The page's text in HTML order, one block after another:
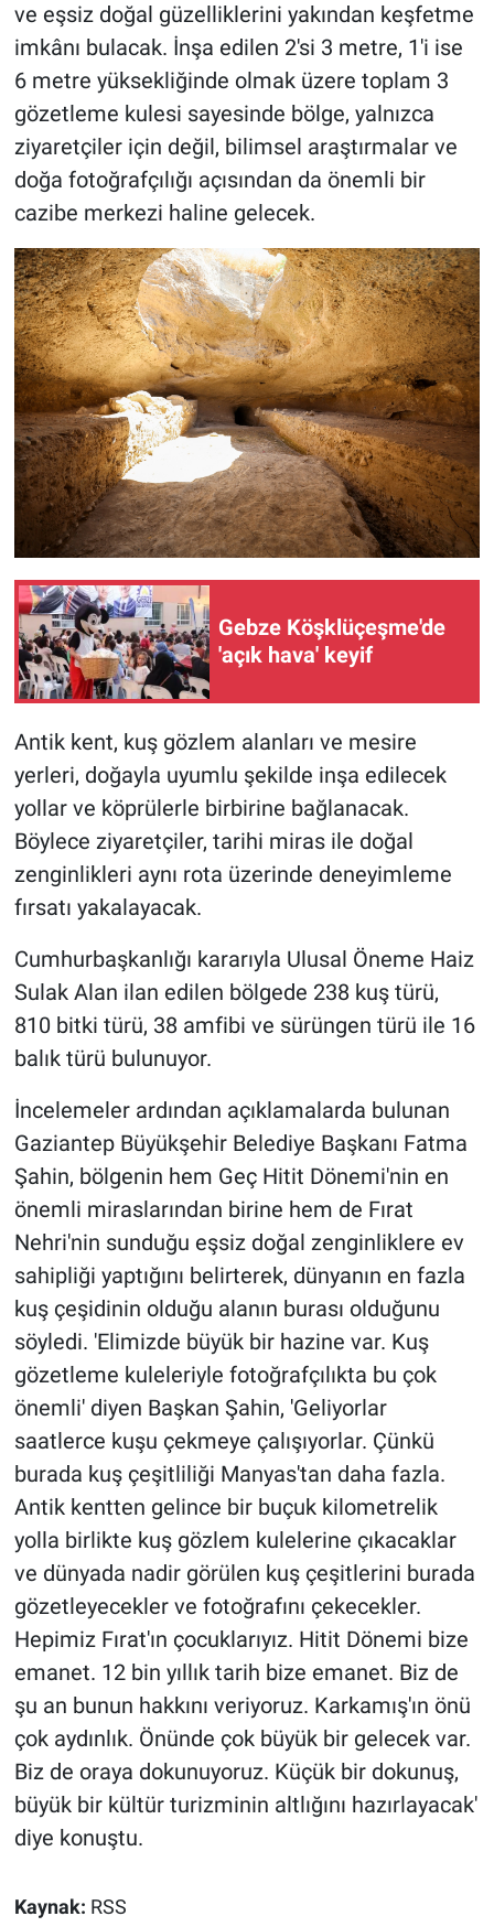
ve eşsiz doğal güzelliklerini yakından keşfetme
imkânı bulacak. İnşa edilen 2'si 3 metre, 1'i ise
6 metre yüksekliğinde olmak üzere toplam 3
gözetleme kulesi sayesinde bölge, yalnızca
ziyaretçiler için değil, bilimsel araştırmalar ve
doğa fotoğrafçılığı açısından da önemli bir
cazibe merkezi haline gelecek.
Gebze Köşklüçeşme'de
'açık hava' keyif
Antik kent, kuş gözlem alanları ve mesire
yerleri, doğayla uyumlu şekilde inşa edilecek
yollar ve köprülerle birbirine bağlanacak.
Böylece ziyaretçiler, tarihi miras ile doğal
zenginlikleri aynı rota üzerinde deneyimleme
fırsatı yakalayacak.
Cumhurbaşkanlığı kararıyla Ulusal Öneme Haiz
Sulak Alan ilan edilen bölgede 238 kuş türü,
810 bitki türü, 38 amfibi ve sürüngen türü ile 16
balık türü bulunuyor.
İncelemeler ardından açıklamalarda bulunan
Gaziantep Büyükşehir Belediye Başkanı Fatma
Şahin, bölgenin hem Geç Hitit Dönemi'nin en
önemli miraslarından birine hem de Fırat
Nehri'nin sunduğu eşsiz doğal zenginliklere ev
sahipliği yaptığını belirterek, dünyanın en fazla
kuş çeşidinin olduğu alanın burası olduğunu
söyledi. 'Elimizde büyük bir hazine var. Kuş
gözetleme kuleleriyle fotoğrafçılıkta bu çok
önemli' diyen Başkan Şahin, 'Geliyorlar
saatlerce kuşu çekmeye çalışıyorlar. Çünkü
burada kuş çeşitliliği Manyas'tan daha fazla.
Antik kentten gelince bir buçuk kilometrelik
yolla birlikte kuş gözlem kulelerine çıkacaklar
ve dünyada nadir görülen kuş çeşitlerini burada
gözetleyecekler ve fotoğrafını çekecekler.
Hepimiz Fırat'ın çocuklarıyız. Hitit Dönemi bize
emanet. 12 bin yıllık tarih bize emanet. Biz de
şu an bunun hakkını veriyoruz. Karkamış'ın önü
çok aydınlık. Önünde çok büyük bir gelecek var.
Biz de oraya dokunuyoruz. Küçük bir dokunuş,
büyük bir kültür turizminin altlığını hazırlayacak'
diye konuştu.
Kaynak: RSS